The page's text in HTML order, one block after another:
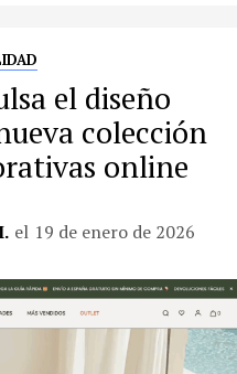
el diseño
colección
online
el 19 de enero de 2026